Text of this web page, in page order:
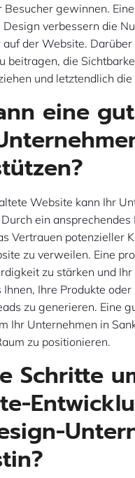
Besucher gewinnen.
Design verbessern die
der Website.
beitragen, die
und letztendlich
eine
Website kann Ihr
ein
Vertrauen potenzieller
zu verweilen. Eine
zu stärken und
Ihre Produkte
zu generieren. Eine
Ihr Unternehmen in
zu positionieren.
Schritte